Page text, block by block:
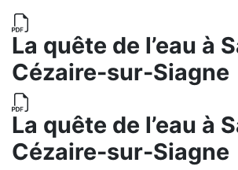
La quête de l’eau à
Cézaire-sur-Siagne
La quête de l’eau à
Cézaire-sur-Siagne